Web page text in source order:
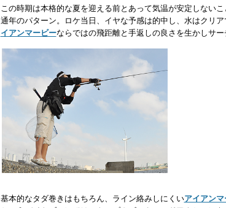
この時期は本格的な夏を迎える前とあって気温が安定しない
通年のパターン。ロケ当日、イヤな予感は的中し、水はクリア
イアンマービーならではの飛距離と手返しの良さを生かしサー
基本的なタダ巻きはもちろん、ライン絡みしにくいアイアンマ